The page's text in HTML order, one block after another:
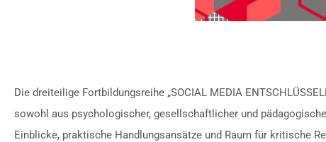
Die dreiteilige Fortbildungsreihe „SOCIAL MEDIA
sowohl aus psychologischer, gesellschaftlicher und
Einblicke, praktische Handlungsansätze und Raum für kritische